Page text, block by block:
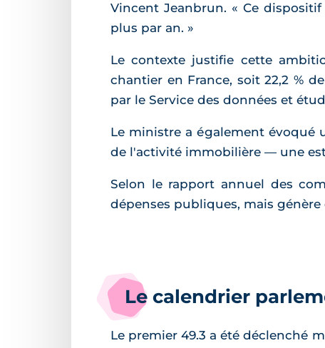
Vincent Jeanbrun. « Ce
plus par an. »
Le contexte justifie cette
chantier en France, soit 22,2 %
par le Service des données et
Le ministre a également évoqué
de l'activité immobilière — une
Selon le rapport annuel des
dépenses publiques, mais
Le calendrier
Le premier 49.3 a été déclenché